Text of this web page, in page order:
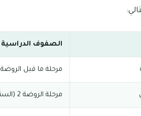
الصفوف الدراسية
مرحلة ما قبل الروضة
مرحلة الروضة 2 (السنة 1) – الصف 5 (السنة 6)